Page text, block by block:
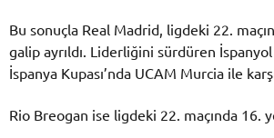
Bu sonuçla Real Madrid, ligdeki 22.
galip ayrıldı. Liderliğini sürdüren
İspanya Kupası’nda UCAM Murcia ile
Rio Breogan ise ligdeki 22. maçında 16.